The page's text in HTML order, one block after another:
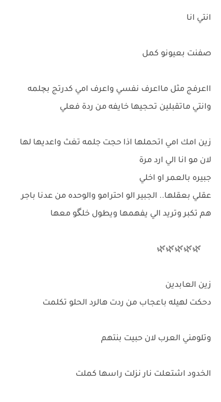
انتي انا
صفنت بعيونو كمل
ااعرفج مثل مااعرف نفسي واعرف امي كدرتج بچلمه
وانتي ماتقبلين تحجيها خايفه من ردة فعلي
زين امك امي اتحملها اذا حجت جلمه تغث واعديها لها
لان مو انا الي ارد مرة
جبيره بالعمر او اخلي
عقلي بعقلها.. الجبير الو احترامو والوحده من عدنا باجر
هم تكبر وتريد الي يفهمها ويطول خلگو معها
🌿🌿🌿🌿🌿
زين العابدين
دحكت لهيله باعجاب من ردت هالرد الحلو تكلمت
وتلومني العرب لان حبيت بنتهم
الخدود اشتعلت نار نزلت راسها كملت